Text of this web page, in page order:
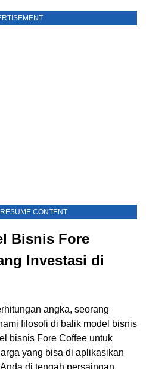
CONTENT
Bisnis Fore
Investasi di
angka, seorang
filosofi di balik model bisnis
bisnis Fore Coffee untuk
yang bisa di aplikasikan